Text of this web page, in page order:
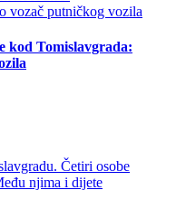
kod Tomislavgrada: